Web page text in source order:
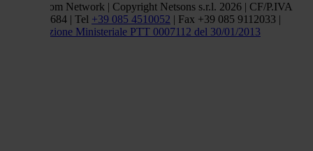
Netsons.com Network | Copyright Netsons s.r.l. 2026 | CF/P.IVA
01838660684 | Tel +39 085 4510052 | Fax +39 085 9112033 |
Autorizzazione Ministeriale PTT 0007112 del 30/01/2013